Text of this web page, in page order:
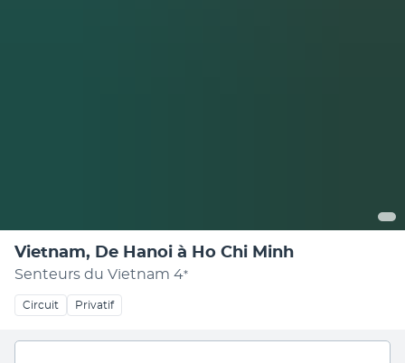
Vietnam, De Hanoi à Ho Chi Minh
Senteurs du Vietnam 4*
Circuit Privatif